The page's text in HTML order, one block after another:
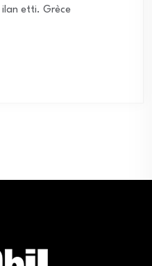
ilan etti. Grèce